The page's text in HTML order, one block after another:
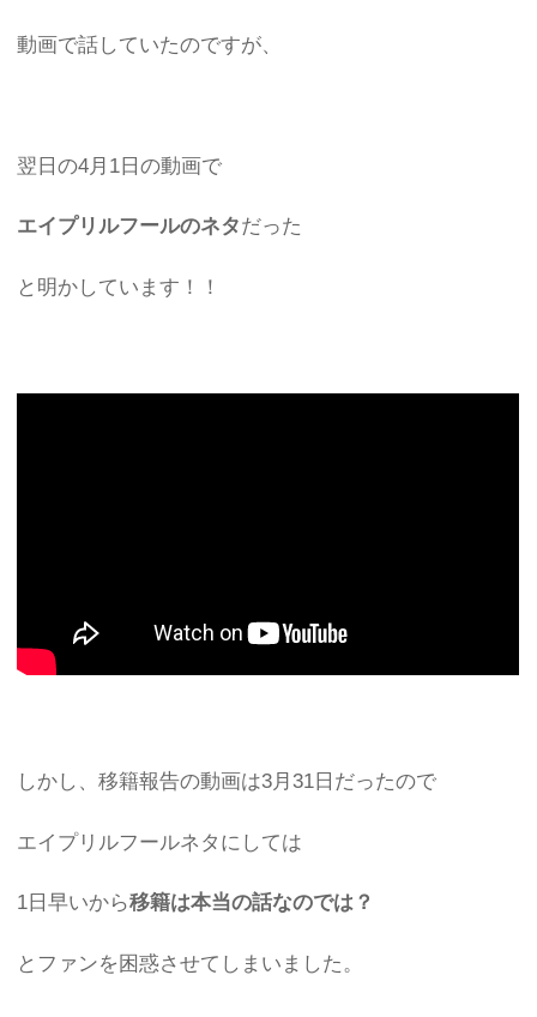
動画で話していたのですが、
翌日の4月1日の動画で
エイプリルフールのネタだった
と明かしています！！
しかし、移籍報告の動画は3月31日だったので
エイプリルフールネタにしては
1日早いから移籍は本当の話なのでは？
とファンを困惑させてしまいました。